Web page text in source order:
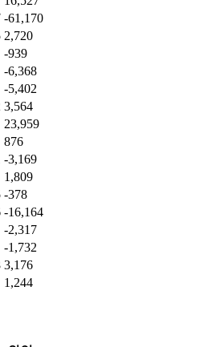
외인
8,816
10,699
13,043
34,206
16,527
-61,170
2,720
-939
-6,368
-5,402